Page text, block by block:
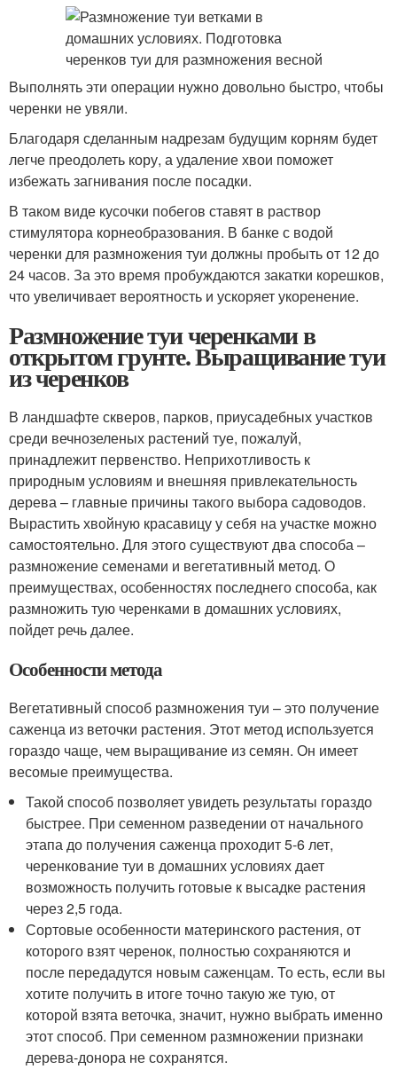
Выполнять эти операции нужно довольно быстро, чтобы
черенки не увяли.
Благодаря сделанным надрезам будущим корням будет
легче преодолеть кору, а удаление хвои поможет
избежать загнивания после посадки.
В таком виде кусочки побегов ставят в раствор
стимулятора корнеобразования. В банке с водой
черенки для размножения туи должны пробыть от 12 до
24 часов. За это время пробуждаются закатки корешков,
что увеличивает вероятность и ускоряет укоренение.
Размножение туи черенками в
открытом грунте. Выращивание туи
из черенков
В ландшафте скверов, парков, приусадебных участков
среди вечнозеленых растений туе, пожалуй,
принадлежит первенство. Неприхотливость к
природным условиям и внешняя привлекательность
дерева – главные причины такого выбора садоводов.
Вырастить хвойную красавицу у себя на участке можно
самостоятельно. Для этого существуют два способа –
размножение семенами и вегетативный метод. О
преимуществах, особенностях последнего способа, как
размножить тую черенками в домашних условиях,
пойдет речь далее.
Особенности метода
Вегетативный способ размножения туи – это получение
саженца из веточки растения. Этот метод используется
гораздо чаще, чем выращивание из семян. Он имеет
весомые преимущества.
Такой способ позволяет увидеть результаты гораздо
быстрее. При семенном разведении от начального
этапа до получения саженца проходит 5-6 лет,
черенкование туи в домашних условиях дает
возможность получить готовые к высадке растения
через 2,5 года.
Сортовые особенности материнского растения, от
которого взят черенок, полностью сохраняются и
после передадутся новым саженцам. То есть, если вы
хотите получить в итоге точно такую же тую, от
которой взята веточка, значит, нужно выбрать именно
этот способ. При семенном размножении признаки
дерева-донора не сохранятся.